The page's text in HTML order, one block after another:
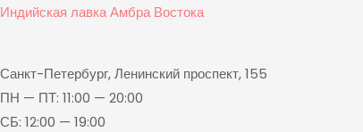
Индийская лавка Амбра Востока
Санкт-Петербург, Ленинский проспект, 155
ПН — ПТ: 11:00 — 20:00
СБ: 12:00 — 19:00